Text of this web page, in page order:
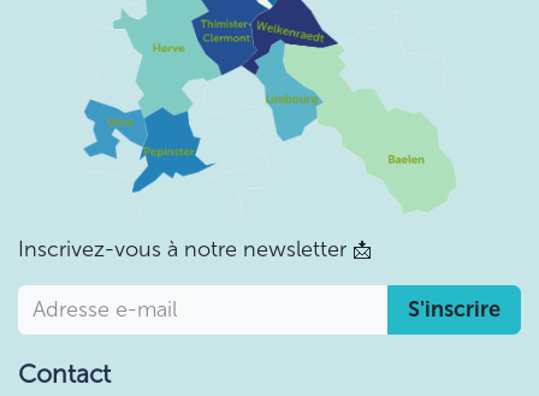
Inscrivez-vous à notre newsletter 📩
S'inscrire
Contact